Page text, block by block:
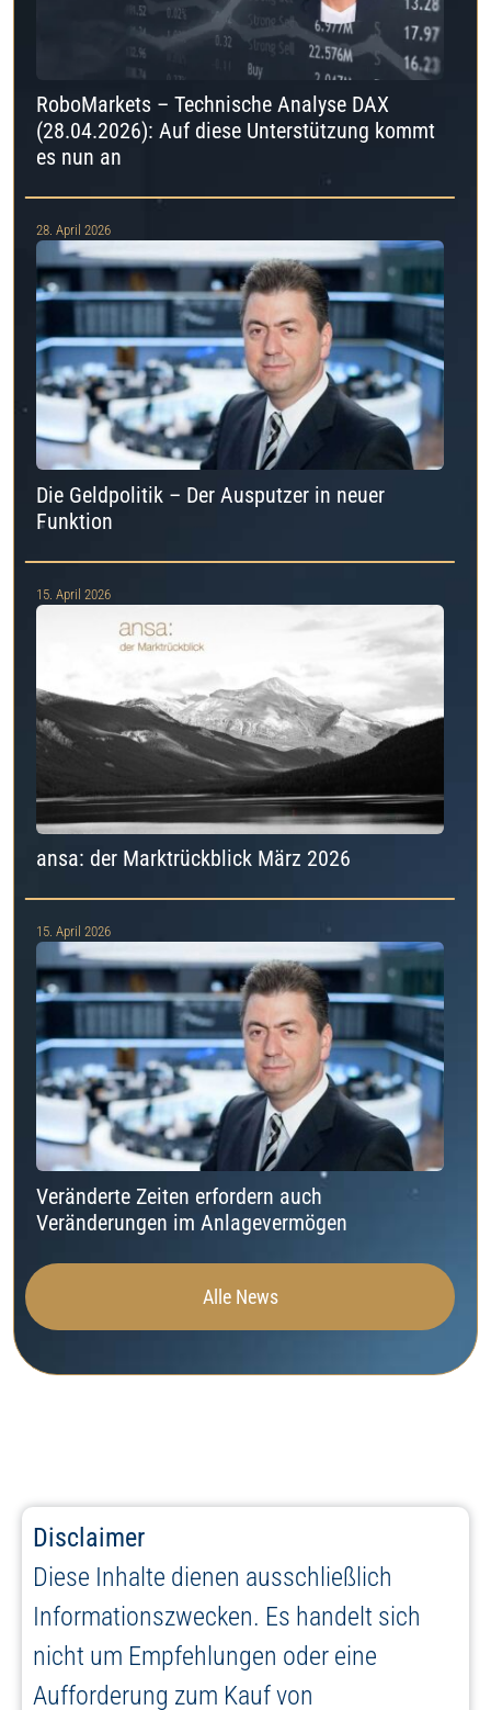
RoboMarkets – Technische Analyse DAX
(28.04.2026): Auf diese Unterstützung kommt
es nun an
28. April 2026
Die Geldpolitik – Der Ausputzer in neuer
Funktion
15. April 2026
ansa: der Marktrückblick März 2026
15. April 2026
Veränderte Zeiten erfordern auch
Veränderungen im Anlagevermögen
Alle News
Disclaimer
Diese Inhalte dienen ausschließlich
Informationszwecken. Es handelt sich
nicht um Empfehlungen oder eine
Aufforderung zum Kauf von